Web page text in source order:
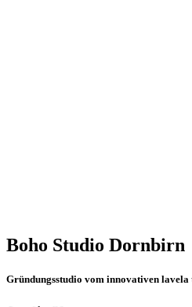
Boho Studio Dornbirn
Gründungsstudio vom innovativen